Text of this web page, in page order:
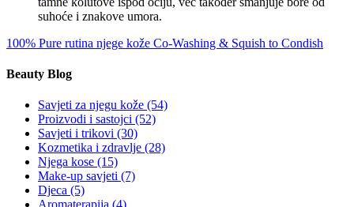
suhoće i znakove umora.
100% Pure rutina njege kože Co-Washing & Squish to Condish
Beauty Blog
Savjeti za njegu kože (54)
Proizvodi i sastojci (52)
Savjeti i trikovi (30)
Kozmetika i zdravlje (28)
Njega kose (15)
Make-up savjeti (7)
Djeca (5)